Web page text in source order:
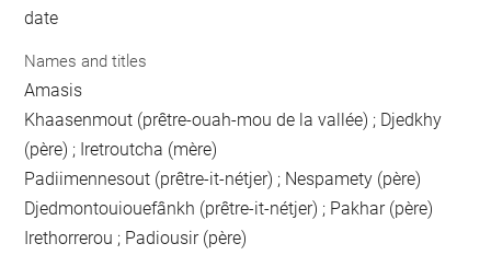
date
Names and titles
Amasis
Khaasenmout (prêtre-ouah-mou de la vallée) ; Djedkhy
(père) ; Iretroutcha (mère)
Padiimennesout (prêtre-it-nétjer) ; Nespamety (père)
Djedmontouiouefânkh (prêtre-it-nétjer) ; Pakhar (père)
Irethorrerou ; Padiousir (père)